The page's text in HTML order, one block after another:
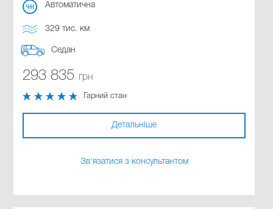
Автоматична
329 тис. км
Седан
293 835 грн
Гарний стан
Детальніше
Зв'язатися з консультантом